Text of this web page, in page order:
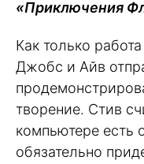
«Приключения
Как только
Джобс и Айв
творение. Стив
компьютере есть
обязательно